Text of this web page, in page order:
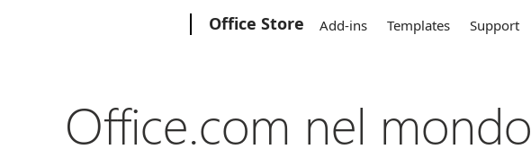
Office Store Add-ins Templates Support
Office.com nel mondo